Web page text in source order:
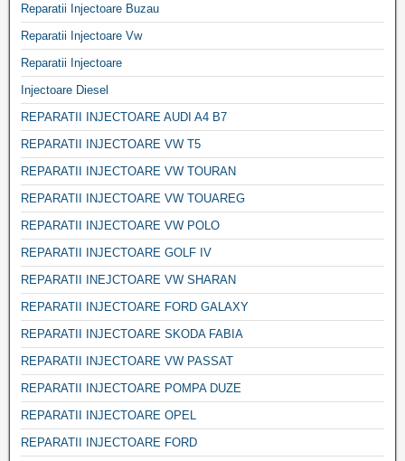
Reparatii Injectoare Buzau
Reparatii Injectoare Vw
Reparatii Injectoare
Injectoare Diesel
REPARATII INJECTOARE AUDI A4 B7
REPARATII INJECTOARE VW T5
REPARATII INJECTOARE VW TOURAN
REPARATII INJECTOARE VW TOUAREG
REPARATII INJECTOARE VW POLO
REPARATII INJECTOARE GOLF IV
REPARATII INEJCTOARE VW SHARAN
REPARATII INJECTOARE FORD GALAXY
REPARATII INJECTOARE SKODA FABIA
REPARATII INJECTOARE VW PASSAT
REPARATII INJECTOARE POMPA DUZE
REPARATII INJECTOARE OPEL
REPARATII INJECTOARE FORD